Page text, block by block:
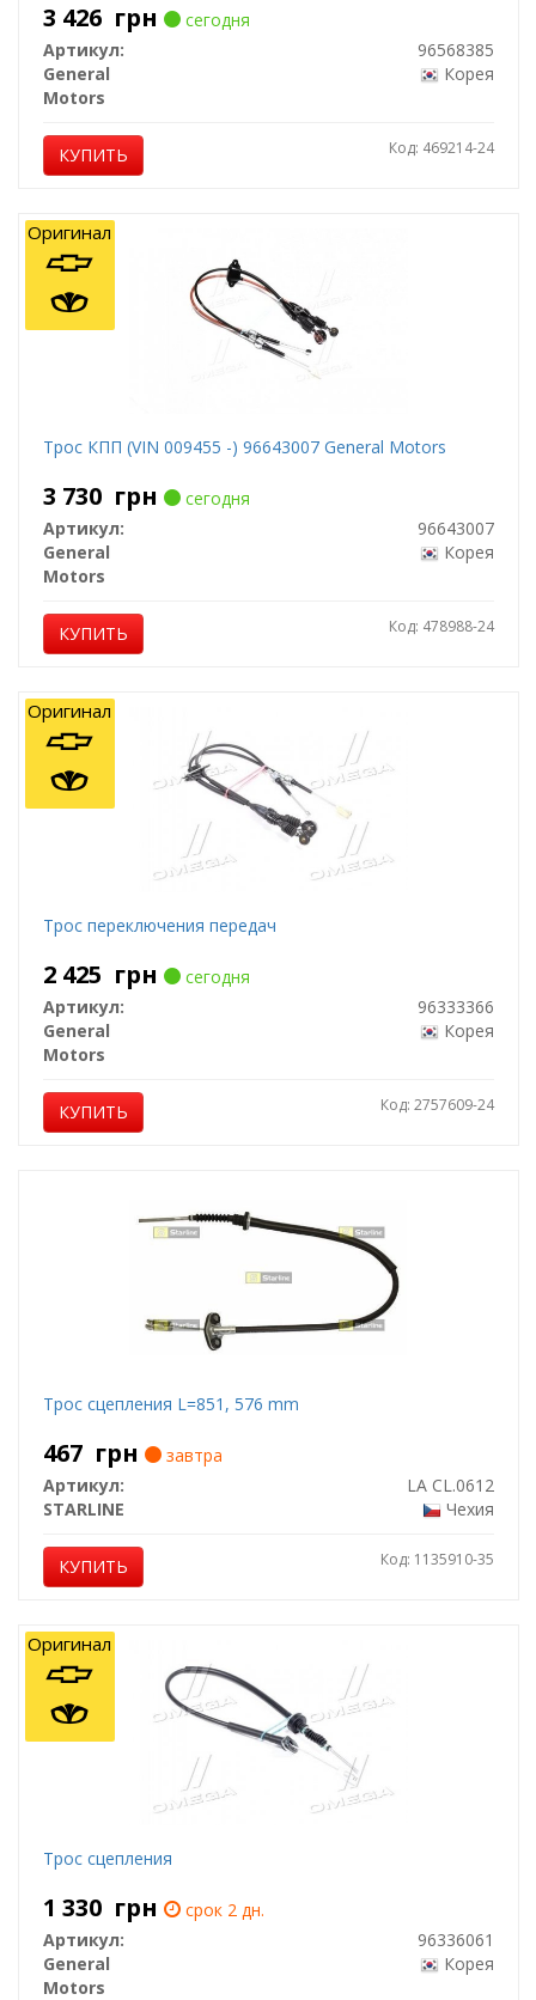
3 426 грн
сегодня
Артикул:
96568385
General
Motors
Корея
КУПИТЬ Код: 469214-24
Трос КПП (VIN 009455 -) 96643007 General Motors
3 730 грн
сегодня
Артикул:
96643007
General
Motors
Корея
КУПИТЬ Код: 478988-24
Оригинал
Трос переключения передач
2 425 грн
сегодня
Артикул:
96333366
General
Motors
Корея
КУПИТЬ Код: 2757609-24
Оригинал
Трос сцепления L=851, 576 mm
467 грн
завтра
Артикул:
LA CL.0612
STARLINE
Чехия
КУПИТЬ Код: 1135910-35
Трос сцепления
1 330 грн
срок 2 дн.
Артикул:
96336061
General
Motors
Корея
Оригинал